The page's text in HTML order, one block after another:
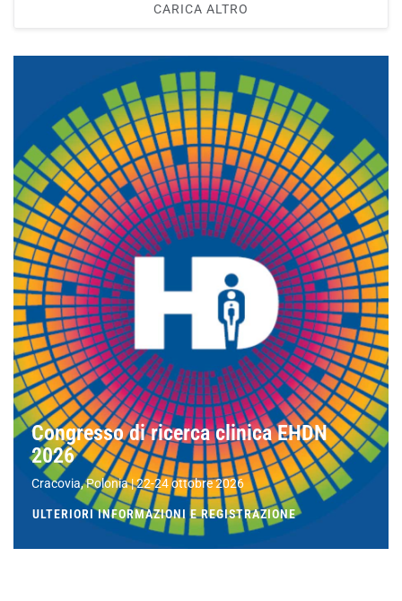
CARICA ALTRO
Congresso di ricerca clinica EHDN
2026
Cracovia, Polonia | 22-24 ottobre 2026
ULTERIORI INFORMAZIONI E REGISTRAZIONE